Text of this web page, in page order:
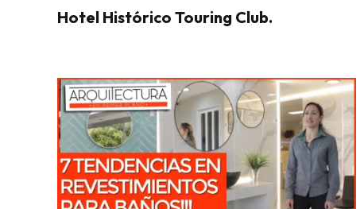
Hotel Histórico Touring Club.